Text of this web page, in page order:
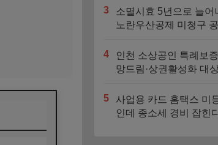
3
소멸시효 5년으로 늘어
노란우산공제 미청구
4
인천 소상공인 특례보
망드림·상권활성화 대
5
사업용 카드 홈택스 미
인데 종소세 경비 잡힌